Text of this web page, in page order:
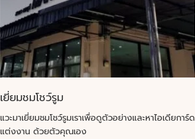
เยี่ยมชมโชว์รูม
แวะมาเยี่ยมชมโชว์รูมเราเพื่อดูตัวอย่างและหาไอเดียการ์ด
แต่งงาน ด้วยตัวคุณเอง